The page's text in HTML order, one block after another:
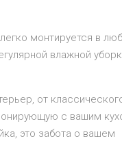
монтируется в
влажной
от
с вашим
это забота о вашем